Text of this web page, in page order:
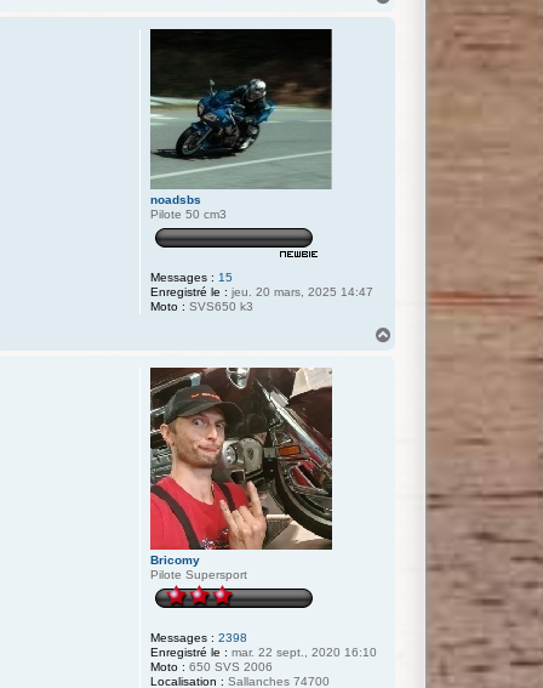
noadsbs
Pilote 50 cm3
Messages : 15
Enregistré le : jeu. 20 mars, 2025 14:47
Moto : SVS650 k3
Bricomy
Pilote Supersport
Messages : 2398
Enregistré le : mar. 22 sept., 2020 16:10
Moto : 650 SVS 2006
Localisation : Sallanches 74700